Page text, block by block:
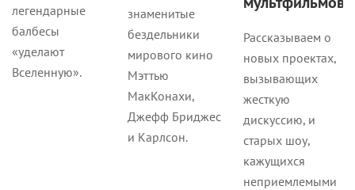
легендарные
балбесы
«уделают
Вселенную».
знаменитые
бездельники
мирового кино
Мэттью
МакКонахи,
Джефф Бриджес
и Карлсон.
Рассказываем о
новых проектах,
вызывающих
жесткую
дискуссию, и
старых шоу,
кажущихся
неприемлемыми